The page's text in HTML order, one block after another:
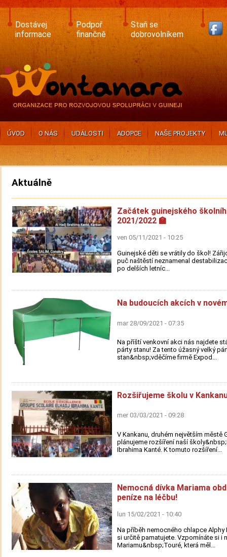
Skip
main
content
Dostávej
informace
Podpoř
finančně
Staň se
dobrovolníkem
ÚVOD O NÁS UDÁLOSTI ADOPCE NAŠE PROJEKTY
Aktuálně
Začátek guinejského
2021/2022 🏫
ven 05/11/2021 - 10:25
Guinejské děti se vrátily do škol!
puč naštěstí neznamenal
po delších letníc...
Na budoucích akcích v
mar 28/09/2021 - 07:35
Na příští venkovní akci nás najdete
párty stanu! Za tento úžasný velký
stan&nbsp;vděčíme firmě Expod...
Rozšiřujeme školu v
mer 03/03/2021 - 09:28
V Kankanu, druhém největším městě
plánujeme rozšíření naší
Ibrahima Kanté. K tomuto rozšíření...
Nemocná dívka Mariama
peníze na léčbu!
lun 15/02/2021 - 10:40
Na příběh nemocného chlapce Alphy
si určitě pamatujete. Vzpomínáte si i
Mariamu&nbsp;Touré, která měl...